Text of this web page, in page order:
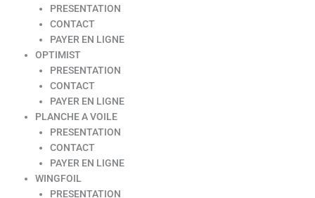
PRESENTATION
CONTACT
PAYER EN LIGNE
OPTIMIST
PRESENTATION
CONTACT
PAYER EN LIGNE
PLANCHE A VOILE
PRESENTATION
CONTACT
PAYER EN LIGNE
WINGFOIL
PRESENTATION